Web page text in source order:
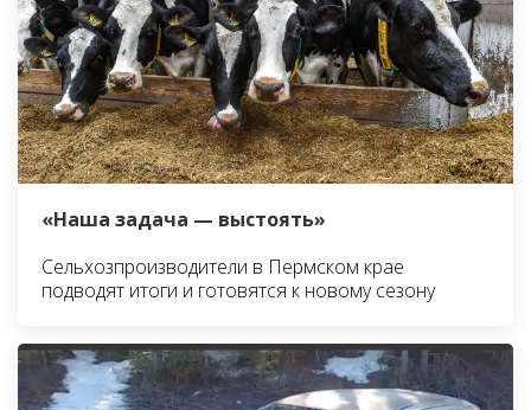
«Наша задача — выстоять»
Сельхозпроизводители в Пермском крае
подводят итоги и готовятся к новому сезону